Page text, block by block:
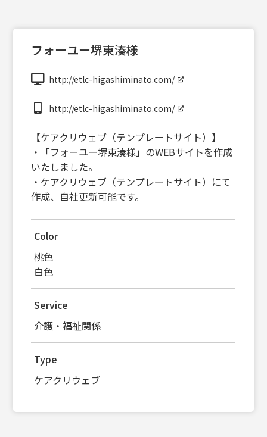
フォーユー堺東湊様
http://etlc-higashiminato.com/
http://etlc-higashiminato.com/
【ケアクリウェブ（テンプレートサイト）】
・「フォーユー堺東湊様」のWEBサイトを作成
いたしました。
・ケアクリウェブ（テンプレートサイト）にて
作成、自社更新可能です。
Color
桃色
白色
Service
介護・福祉関係
Type
ケアクリウェブ